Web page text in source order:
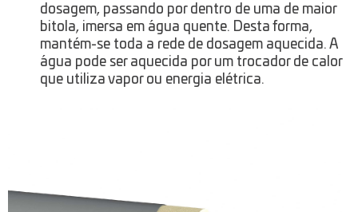
dosagem, passando por dentro de uma de maior
bitola, imersa em água quente. Desta forma,
mantém-se toda a rede de dosagem aquecida. A
água pode ser aquecida por um trocador de calor
que utiliza vapor ou energia elétrica.